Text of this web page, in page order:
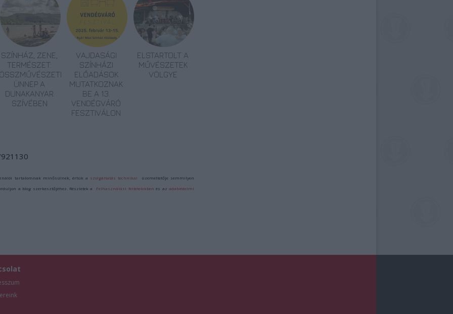
SZÍNHÁZ, ZENE,
TERMÉSZET:
ÖSSZMŰVÉSZETI
ÜNNEP A
DUNAKANYAR
SZÍVÉBEN
VAJDASÁGI
SZÍNHÁZI
ELŐADÁSOK
MUTATKOZNAK
BE A 13.
VENDÉGVÁRÓ
FESZTIVÁLON
ELSTARTOLT A
MŰVÉSZETEK
VÖLGYE
tartalomnak minősülnek, értük a szolgáltatás technikai üzemeltetője semmilyen
a blog szerkesztőjéhez. Részletek a Felhasználási feltételekben és azadatvédelmi